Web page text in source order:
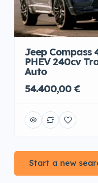
Jeep Compass
PHEV 240cv
Auto
54.400,00 €
Start a new